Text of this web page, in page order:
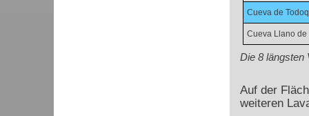
Cueva de
Cueva Llano
Die 8 längsten
Auf der
weiteren